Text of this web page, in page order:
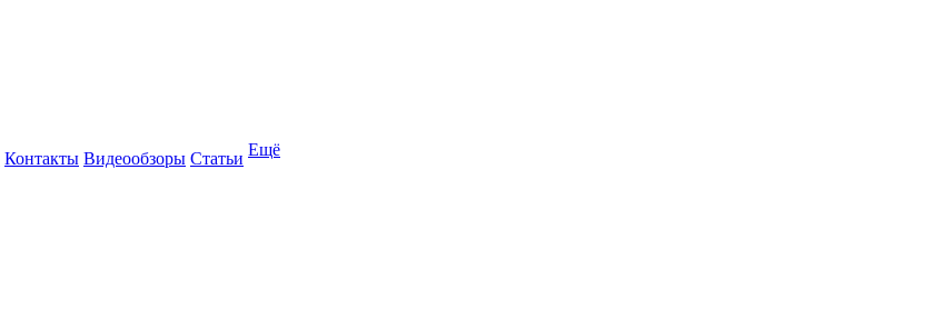
Контакты Видеообзоры Статьи Ещё